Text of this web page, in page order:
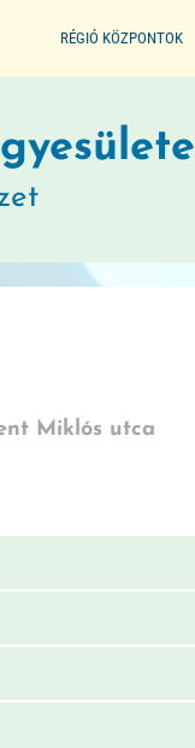
RÉGIÓ KÖZPONTOK
Miklós utca